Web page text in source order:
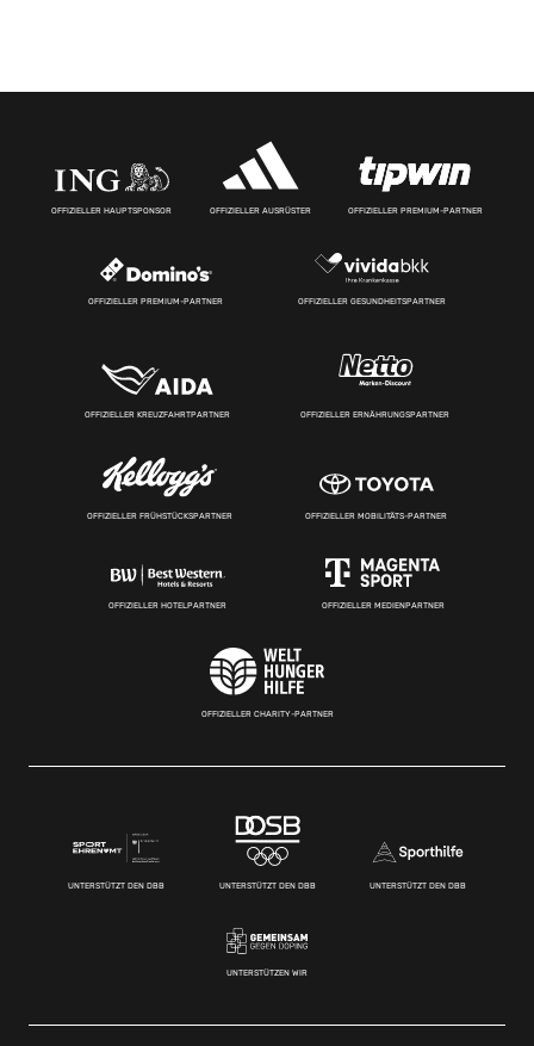
OFFIZIELLER HAUPTSPONSOR OFFIZIELLER AUSRÜSTER OFFIZIELLER PREMIUM-PARTNER
OFFIZIELLER PREMIUM-PARTNER OFFIZIELLER GESUNDHEITSPARTNER
OFFIZIELLER KREUZFAHRTPARTNER OFFIZIELLER ERNÄHRUNGSPARTNER
OFFIZIELLER FRÜHSTÜCKSPARTNER OFFIZIELLER MOBILITÄTS-PARTNER
OFFIZIELLER HOTELPARTNER OFFIZIELLER MEDIENPARTNER
OFFIZIELLER CHARITY-PARTNER
UNTERSTÜTZT DEN DBB UNTERSTÜTZT DEN DBB UNTERSTÜTZT DEN DBB
UNTERSTÜTZEN WIR